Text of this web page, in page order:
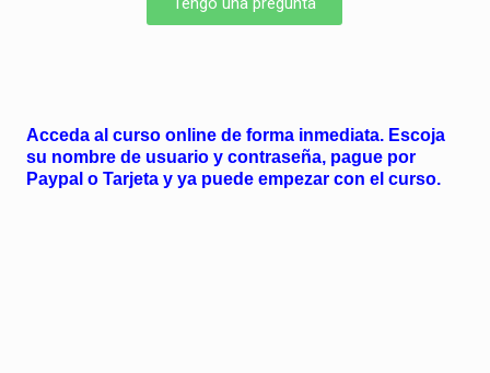
Acceda al curso online de forma inmediata. Escoja
su nombre de usuario y contraseña, pague por
Paypal o Tarjeta y ya puede empezar con el curso.